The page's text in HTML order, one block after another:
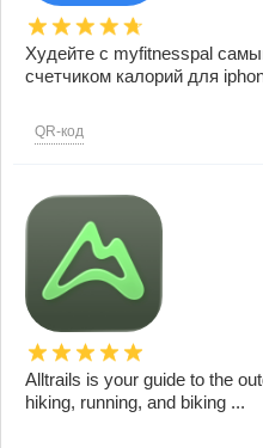
Худейте с myfitnesspal
счетчиком калорий для
QR-код
Alltrails is your guide to the
hiking, running, and biking ...